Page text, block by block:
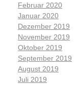
Februar 2020
Januar 2020
Dezember 2019
November 2019
Oktober 2019
September 2019
August 2019
Juli 2019